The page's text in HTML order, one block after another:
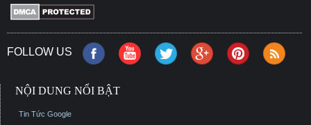
FOLLOW US
NỘI DUNG NỔI BẬT
Tin Tức Google